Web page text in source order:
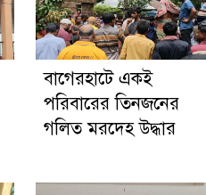
‎বাগেরহাটে একই
পরিবারের তিনজনের
গলিত মরদেহ উদ্ধার